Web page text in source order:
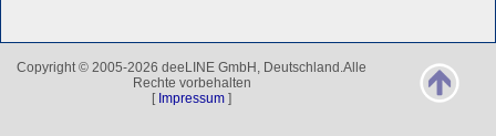
Copyright © 2005-2026 deeLINE GmbH, Deutschland.Alle
Rechte vorbehalten
[ Impressum ]